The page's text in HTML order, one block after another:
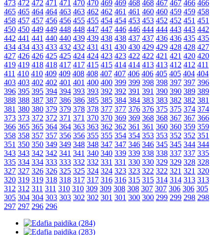
473 472 472 471 471 470 470 469 469 468 468 467 467 466 466
465 465 464 464 463 463 462 462 461 461 460 460 459 459 458
458 457 457 456 456 455 455 454 454 453 453 452 452 451 451
450 450 449 449 448 448 447 447 446 446 444 444 443 443 442
442 441 441 440 440 439 439 438 438 437 437 436 436 435 435
434 434 433 433 432 432 431 431 430 430 429 429 428 428 427
427 426 426 425 425 424 424 423 423 422 422 421 421 420 420
419 419 418 418 417 417 415 415 414 414 413 413 412 412 411
411 410 410 409 409 408 408 407 407 406 406 405 405 404 404
403 403 402 402 401 401 400 400 399 399 398 398 397 397 396
396 395 395 394 394 393 393 392 392 391 391 390 390 389 389
388 388 387 387 386 386 385 385 384 384 383 383 382 382 381
381 380 380 379 379 378 378 377 377 376 376 375 375 374 374
373 373 372 372 371 371 370 370 369 369 368 368 367 367 366
366 365 365 364 364 363 363 362 362 361 361 360 360 359 359
358 358 357 357 356 356 355 355 354 354 353 353 352 352 351
351 350 350 349 349 348 348 347 347 346 346 345 345 344 344
343 343 342 342 341 341 340 340 339 339 338 338 337 337 335
335 334 334 333 333 332 332 331 331 330 330 329 329 328 328
327 327 326 326 325 325 324 324 323 323 322 322 321 321 320
320 319 319 318 318 317 317 316 316 315 315 314 314 313 313
312 312 311 311 310 310 309 309 308 308 307 307 306 306 305
305 304 304 303 303 302 302 301 301 300 300 299 299 298 298
297 297 296 296